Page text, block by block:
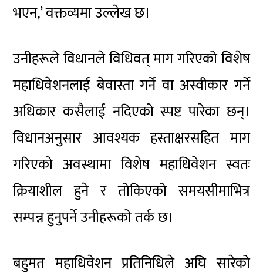
भएन,’ वक्तव्यमा उल्लेख छ।
उनीहरूले विधानले विधिवत् माग गरिएको विशेष
महाधिवेशनलाई बेवास्ता गर्ने वा अस्वीकार गर्ने
अधिकार कसैलाई नदिएको स्पष्ट पारेका छन्।
विधानअनुसार आवश्यक हस्ताक्षरसहित माग
गरिएको अवस्थामा विशेष महाधिवेशन स्वतः
क्रियाशील हुने र तोकिएको समयसीमाभित्र
सम्पन्न हुनुपर्ने उनीहरूको तर्क छ।
बहुमत महाधिवेशन प्रतिनिधिले अघि सारेको